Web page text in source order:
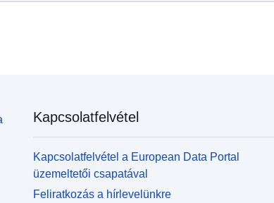
Kapcsolatfelvétel
Kapcsolatfelvétel a European Data Portal
üzemeltetői csapatával
Feliratkozás a hírlevelünkre